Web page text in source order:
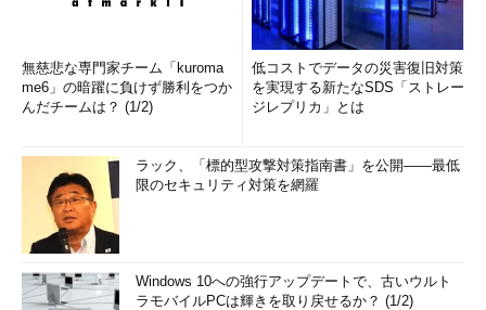
無慈悲な専門家チーム「kuroma
me6」の暗躍に負けず勝利をつか
んだチームは？ (1/2)
低コストでデータの災害復旧対策
を実現する新たなSDS「ストレー
ジレプリカ」とは
ラック、「標的型攻撃対策指南書」を公開――最低
限のセキュリティ対策を網羅
Windows 10への強行アップデートで、古いウルト
ラモバイルPCは輝きを取り戻せるか？ (1/2)